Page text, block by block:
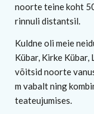
noorte teine koht
rinnuli distantsil.
Kuldne oli meie
Kübar, Kirke Kübar,
võitsid noorte
m vabalt ning
teateujumises.